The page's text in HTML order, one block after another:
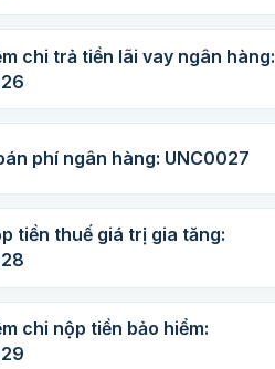
chi trả tiền lãi vay ngân hàng:
phí ngân hàng: UNC0027
tiền thuế giá trị gia tăng:
chi nộp tiền bảo hiểm: